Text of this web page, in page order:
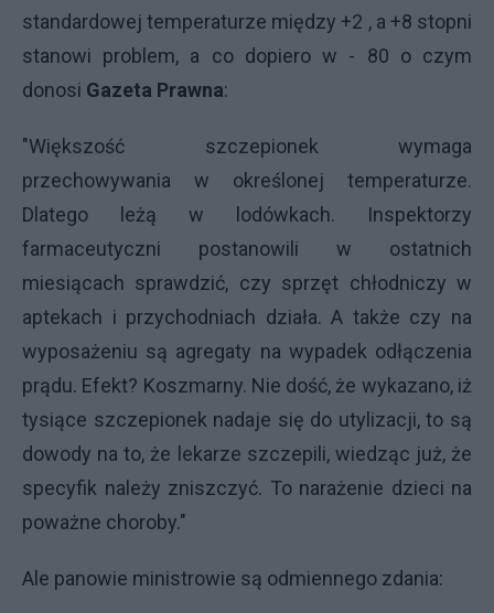
standardowej temperaturze między +2 , a +8 stopni
stanowi problem, a co dopiero w - 80 o czym
donosi Gazeta Prawna:
"Większość szczepionek wymaga
przechowywania w określonej temperaturze.
Dlatego leżą w lodówkach. Inspektorzy
farmaceutyczni postanowili w ostatnich
miesiącach sprawdzić, czy sprzęt chłodniczy w
aptekach i przychodniach działa. A także czy na
wyposażeniu są agregaty na wypadek odłączenia
prądu. Efekt? Koszmarny. Nie dość, że wykazano, iż
tysiące szczepionek nadaje się do utylizacji, to są
dowody na to, że lekarze szczepili, wiedząc już, że
specyfik należy zniszczyć. To narażenie dzieci na
poważne choroby."
Ale panowie ministrowie są odmiennego zdania: